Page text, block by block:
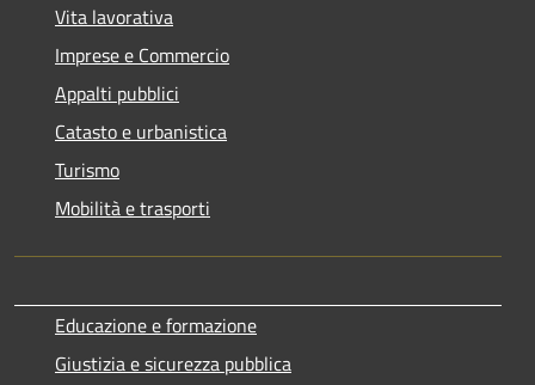
Vita lavorativa
Imprese e Commercio
Appalti pubblici
Catasto e urbanistica
Turismo
Mobilità e trasporti
Educazione e formazione
Giustizia e sicurezza pubblica